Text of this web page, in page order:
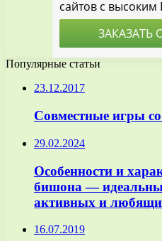
Популярные статьи
23.12.2017
Совместные игры
29.02.2024
Особенности и
бишона —
активных и
16.07.2019